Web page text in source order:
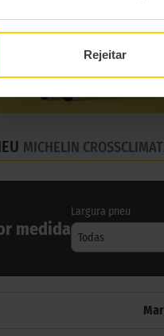
Rejeitar
MICHELIN
medida
Largura pneu
Todas